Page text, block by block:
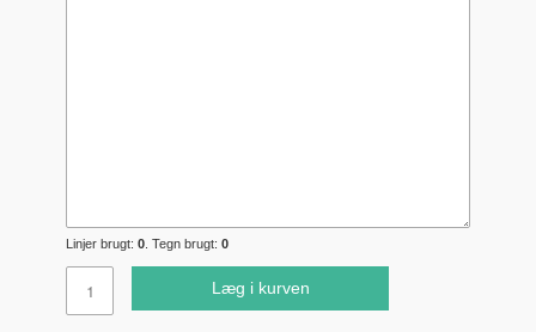
Linjer brugt: 0 . Tegn brugt: 0
Læg i kurven